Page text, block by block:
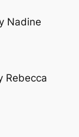
Nadine
Rebecca